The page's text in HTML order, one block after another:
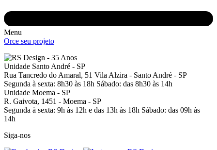
Menu
Orce seu projeto
Unidade Santo André - SP
Rua Tancredo do Amaral, 51 Vila Alzira - Santo André - SP
Segunda à sexta: 8h30 às 18h Sábado: das 8h30 às 14h
Unidade Moema - SP
R. Gaivota, 1451 - Moema - SP
Segunda à sexta: 9h às 12h e das 13h às 18h Sábado: das 09h às
14h
Siga-nos